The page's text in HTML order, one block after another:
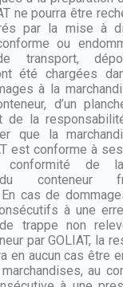
ne pourra être
par la mise à
ou
de transport,
été chargées
à la
d’un
de la
que la
est conforme à
conformité de la
conteneur
En cas de
à une
de trappe non
par GOLIAT, la
en aucun cas être
au